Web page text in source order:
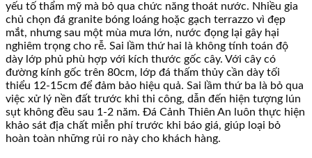
yếu tố thẩm mỹ mà bỏ qua chức năng thoát nước. Nhiều gia
chủ chọn đá granite bóng loáng hoặc gạch terrazzo vì đẹp
mắt, nhưng sau một mùa mưa lớn, nước đọng lại gây hại
nghiêm trọng cho rễ. Sai lầm thứ hai là không tính toán độ
dày lớp phủ phù hợp với kích thước gốc cây. Với cây có
đường kính gốc trên 80cm, lớp đá thấm thủy cần dày tối
thiểu 12-15cm để đảm bảo hiệu quả. Sai lầm thứ ba là bỏ qua
việc xử lý nền đất trước khi thi công, dẫn đến hiện tượng lún
sụt không đều sau 1-2 năm. Đá Cảnh Thiên An luôn thực hiện
khảo sát địa chất miễn phí trước khi báo giá, giúp loại bỏ
hoàn toàn những rủi ro này cho khách hàng.